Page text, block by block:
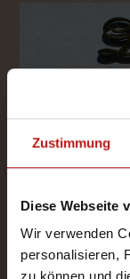
Zustimmung
Diese Webseite
Wir verwenden
personalisieren,